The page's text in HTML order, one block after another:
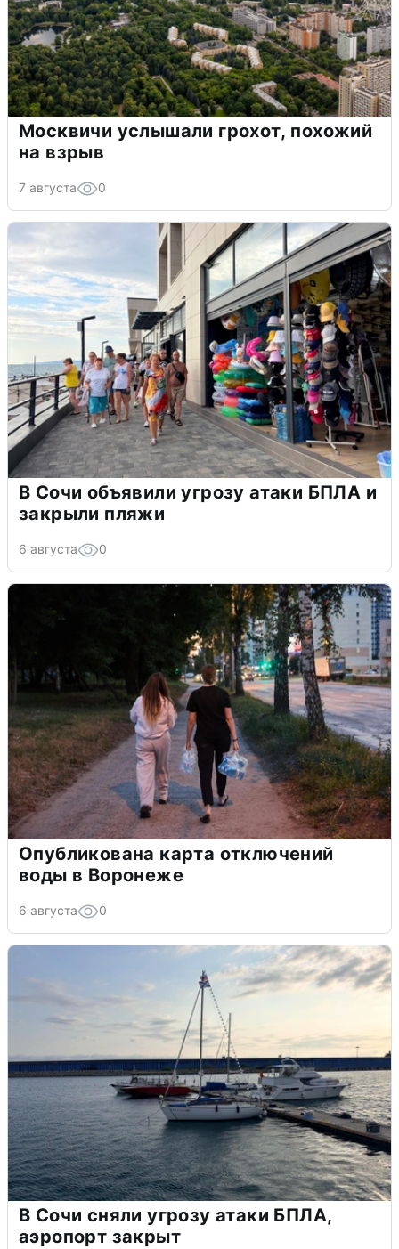
Москвичи услышали грохот, похожий
на взрыв
7 августа 0
В Сочи объявили угрозу атаки БПЛА и
закрыли пляжи
6 августа 0
Опубликована карта отключений
воды в Воронеже
6 августа 0
В Сочи сняли угрозу атаки БПЛА,
аэропорт закрыт